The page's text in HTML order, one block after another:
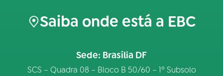
Saiba onde está a EBC
Sede: Brasília DF
SCS – Quadra 08 – Bloco B 50/60 – 1º Subsolo